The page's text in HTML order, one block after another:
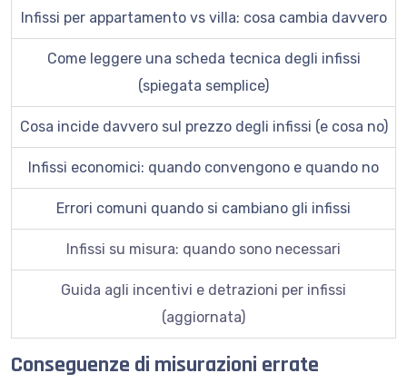
Infissi per appartamento vs villa: cosa cambia davvero
Come leggere una scheda tecnica degli infissi
(spiegata semplice)
Cosa incide davvero sul prezzo degli infissi (e cosa no)
Infissi economici: quando convengono e quando no
Errori comuni quando si cambiano gli infissi
Infissi su misura: quando sono necessari
Guida agli incentivi e detrazioni per infissi
(aggiornata)
Conseguenze di misurazioni errate